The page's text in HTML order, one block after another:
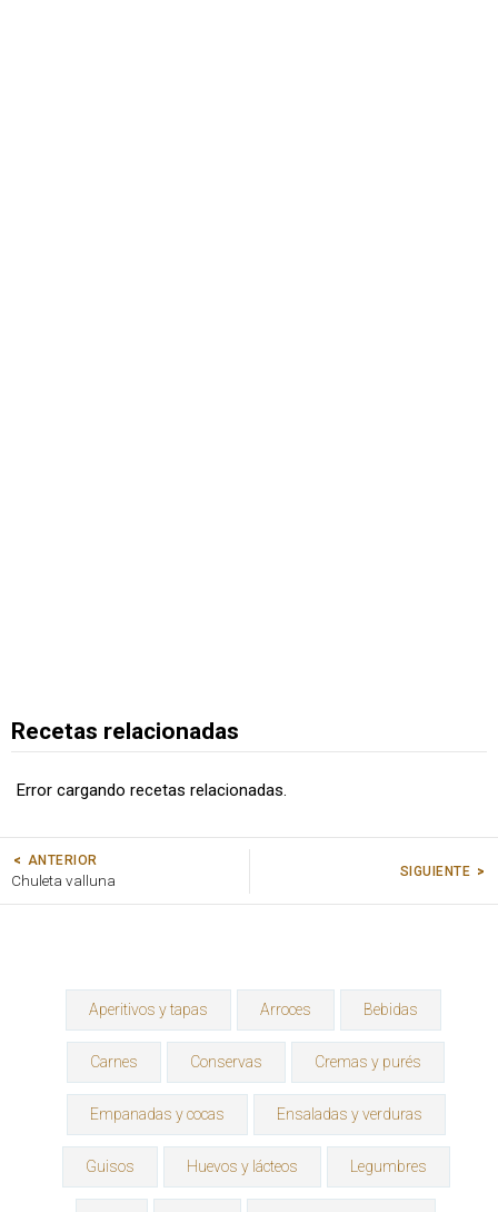
Recetas relacionadas
Error cargando recetas relacionadas.
ANTERIOR
Chuleta valluna
SIGUIENTE
Aperitivos y tapas Arroces Bebidas
Carnes Conservas Cremas y purés
Empanadas y cocas Ensaladas y verduras
Guisos Huevos y lácteos Legumbres